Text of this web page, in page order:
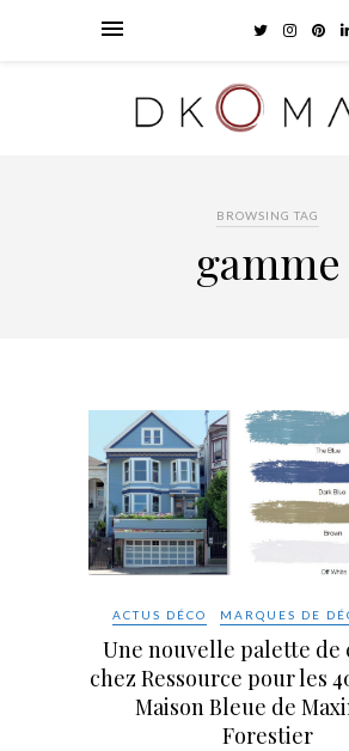
BROWSING TAG
gamme
ACTUS DÉCO MARQUES DE
Une nouvelle palette de
chez Ressource pour les
Maison Bleue de
Forestier